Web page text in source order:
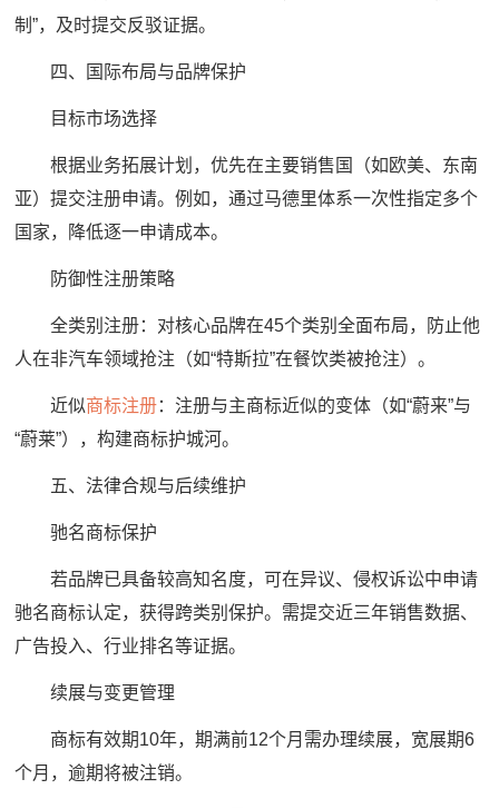
制”，及时提交反驳证据。
四、国际布局与品牌保护
目标市场选择
根据业务拓展计划，优先在主要销售国（如欧美、东南
亚）提交注册申请。例如，通过马德里体系一次性指定多个
国家，降低逐一申请成本。
防御性注册策略
全类别注册：对核心品牌在45个类别全面布局，防止他
人在非汽车领域抢注（如“特斯拉”在餐饮类被抢注）。
近似商标注册：注册与主商标近似的变体（如“蔚来”与
“蔚莱”），构建商标护城河。
五、法律合规与后续维护
驰名商标保护
若品牌已具备较高知名度，可在异议、侵权诉讼中申请
驰名商标认定，获得跨类别保护。需提交近三年销售数据、
广告投入、行业排名等证据。
续展与变更管理
商标有效期10年，期满前12个月需办理续展，宽展期6
个月，逾期将被注销。